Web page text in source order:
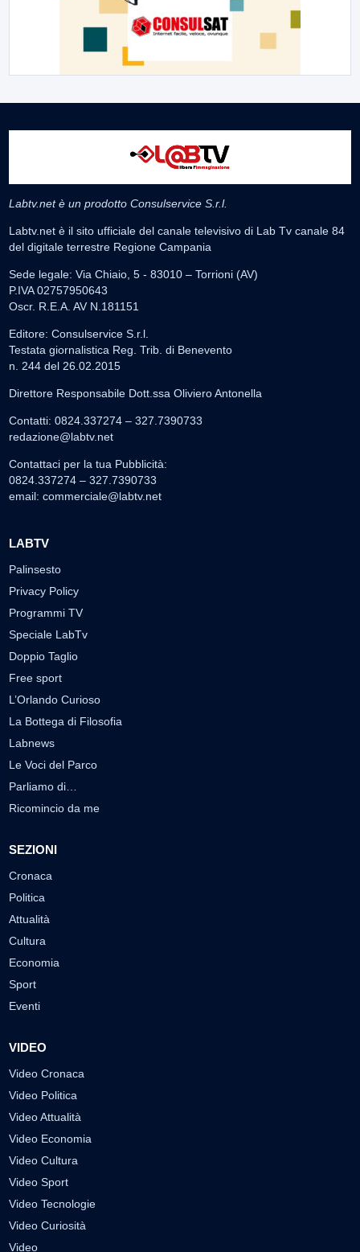
Labtv.net è un prodotto Consulservice S.r.l.
Labtv.net è il sito ufficiale del canale televisivo di Lab Tv canale 84
del digitale terrestre Regione Campania
Sede legale: Via Chiaio, 5 - 83010 – Torrioni (AV)
P.IVA 02757950643
Oscr. R.E.A. AV N.181151
Editore: Consulservice S.r.l.
Testata giornalistica Reg. Trib. di Benevento
n. 244 del 26.02.2015
Direttore Responsabile Dott.ssa Oliviero Antonella
Contatti: 0824.337274 – 327.7390733
redazione@labtv.net
Contattaci per la tua Pubblicità:
0824.337274 – 327.7390733
email: commerciale@labtv.net
LABTV
Palinsesto
Privacy Policy
Programmi TV
Speciale LabTv
Doppio Taglio
Free sport
L’Orlando Curioso
La Bottega di Filosofia
Labnews
Le Voci del Parco
Parliamo di…
Ricomincio da me
SEZIONI
Cronaca
Politica
Attualità
Cultura
Economia
Sport
Eventi
VIDEO
Video Cronaca
Video Politica
Video Attualità
Video Economia
Video Cultura
Video Sport
Video Tecnologie
Video Curiosità
Video